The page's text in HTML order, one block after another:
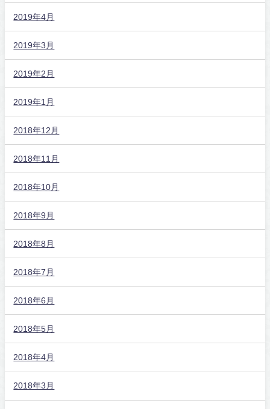
2019年4月
2019年3月
2019年2月
2019年1月
2018年12月
2018年11月
2018年10月
2018年9月
2018年8月
2018年7月
2018年6月
2018年5月
2018年4月
2018年3月